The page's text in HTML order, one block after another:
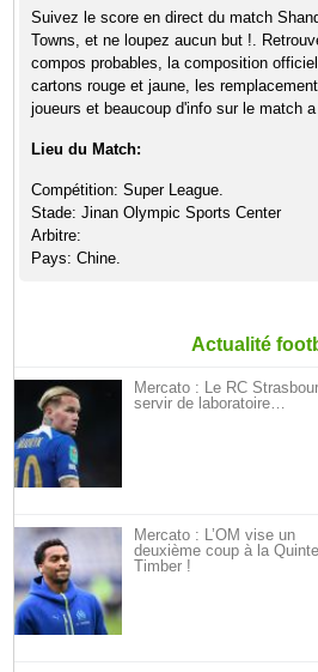
Suivez le score en direct du match
Towns, et ne loupez aucun but !.
compos probables, la composition
cartons rouge et jaune, les
joueurs et beaucoup d'info sur le match a
Lieu du Match:
Compétition: Super League.
Stade: Jinan Olympic Sports Center
Arbitre:
Pays: Chine.
Actualité
Mercato : Le RC
servir de laboratoire…
Mercato : L’OM vise un
deuxième coup à la
Timber !